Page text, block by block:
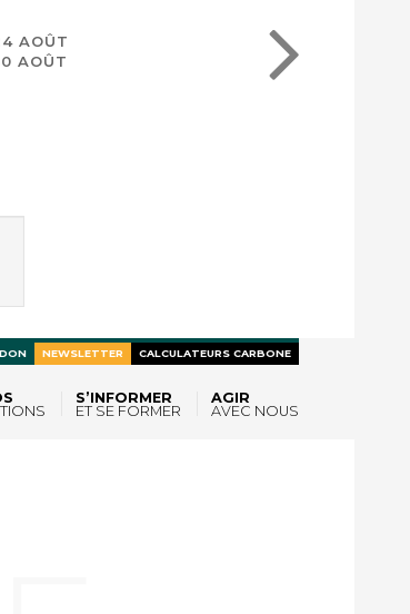
S’INFORMER
ET SE FORMER
AGIR
AVEC NOUS
NEWSLETTER CALCULATEURS CARBONE
AOÛT
AOÛT